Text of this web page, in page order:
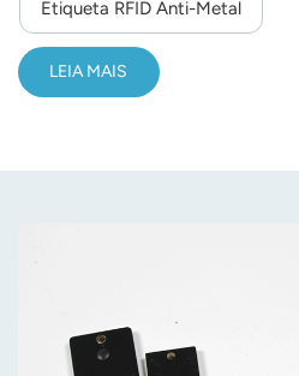
Etiqueta RFID Anti-Metal
LEIA MAIS